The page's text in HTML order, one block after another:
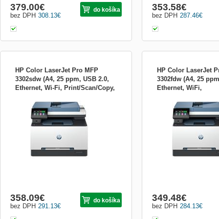
308.13€
bez DPH
379.00€ do košíka
287.46€
bez DPH
353.58€
HP Color LaserJet Pro MFP
3302sdw (A4, 25 ppm, USB 2.0,
Ethernet, Wi-Fi, Print/Scan/Copy,
Tisk, kopírování, skenování, 25/25 ppm,
600x600 dpi, 4,3&quot;cm barevný
dotykový display, funkce Auto on/off,
Automatický oboustranný tisk (duplex),
Ethernet 10/100/1000, WiFi, WiFi Direct,
291.13€
bez DPH
358.09€ do košíka
HP Color LaserJet
3302fdw (A4, 25
Ethernet, WiFi,
Duplex) 499Q8F#B19
Tisk, kopírování,
ppm, 600x600 dpi,
dotykový display,
jednoprůchodový
(duplexní) na 50 listů,
284.13€
bez DPH
349.48€